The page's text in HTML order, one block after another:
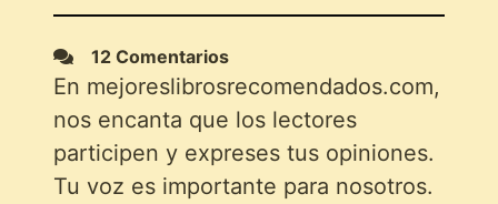
12 Comentarios
En mejoreslibrosrecomendados.com,
nos encanta que los lectores
participen y expreses tus opiniones.
Tu voz es importante para nosotros.